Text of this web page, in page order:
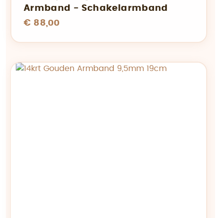
Armband - Schakelarmband
€ 88,00